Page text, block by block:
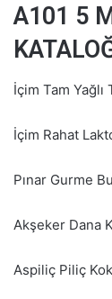
A101 5
İçim Tam
İçim Rahat
Pınar Gurme
Akşeker Dana
Aspiliç Piliç